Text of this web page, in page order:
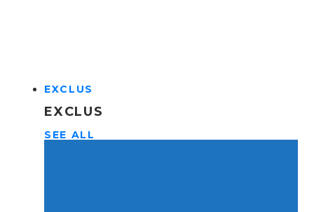
EXCLUS
EXCLUS
SEE ALL